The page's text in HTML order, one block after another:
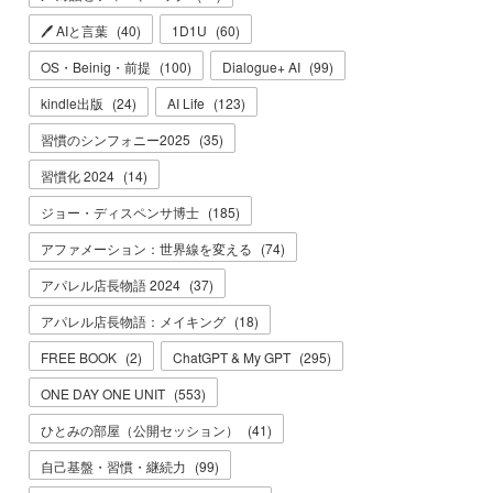
🖊 AIと言葉 (40) 1D1U (60)
OS・Beinig・前提 (100) Dialogue+ AI (99)
kindle出版 (24) AI Life (123)
習慣のシンフォニー2025 (35)
習慣化 2024 (14)
ジョー・ディスペンサ博士 (185)
アファメーション：世界線を変える (74)
アパレル店長物語 2024 (37)
アパレル店長物語：メイキング (18)
FREE BOOK (2) ChatGPT & My GPT (295)
ONE DAY ONE UNIT (553)
ひとみの部屋（公開セッション）
(41)
自己基盤・習慣・継続力 (99)